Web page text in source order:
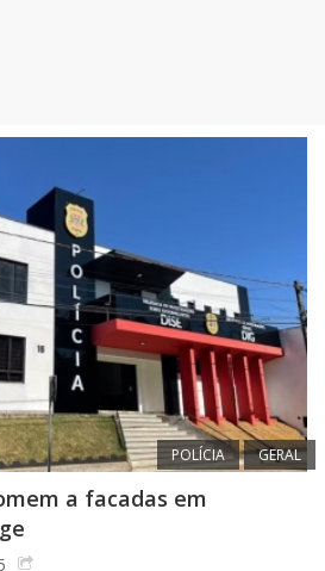
POLÍCIA GERAL
a facadas em